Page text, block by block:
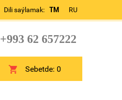
Dili saýlamak: TM RU
+993 62 657222
Sebetde:0